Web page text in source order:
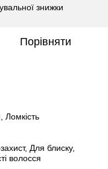
знижки
Порівняти
Ломкість
Для блиску,
волосся